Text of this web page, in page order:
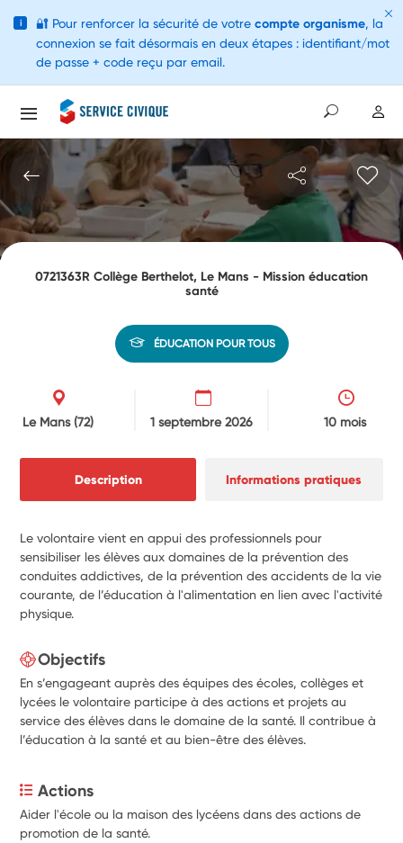
0721363R Collège Berthelot, Le Mans - Mission éducation
santé
ÉDUCATION POUR TOUS
Le Mans(72) 1 septembre 2026 10 mois
Description Informations pratiques
Le volontaire vient en appui des professionnels pour
sensibiliser les élèves aux domaines de la prévention des
conduites addictives, de la prévention des accidents de la vie
courante, de l’éducation à l'alimentation en lien avec l'activité
physique.
Objectifs
En s’engageant auprès des équipes des écoles, collèges et
lycées le volontaire participe à des actions et projets au
service des élèves dans le domaine de la santé. Il contribue à
l’éducation à la santé et au bien-être des élèves.
Actions
Aider l'école ou la maison des lycéens dans des actions de
promotion de la santé.
i 🔐 Pour renforcer la sécurité de votre compte organisme, la
connexion se fait désormais en deux étapes : identifiant/mot
de passe + code reçu par email.